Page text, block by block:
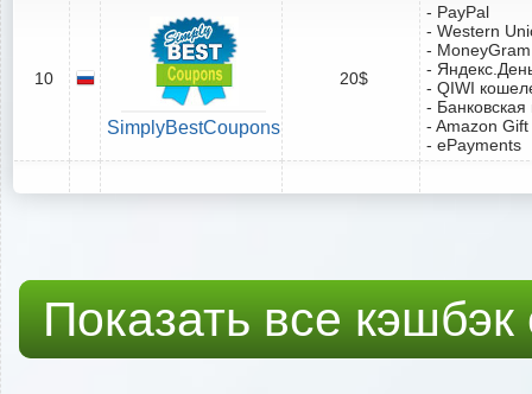
10
SimplyBestCoupons
20$
- PayPal
- Western
- MoneyGram
-
- QIWI
-
- Amazon
- ePayments
Показать все